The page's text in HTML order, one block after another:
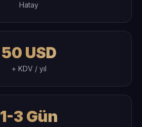
Hatay
50 USD
+ KDV / yıl
1-3 Gün